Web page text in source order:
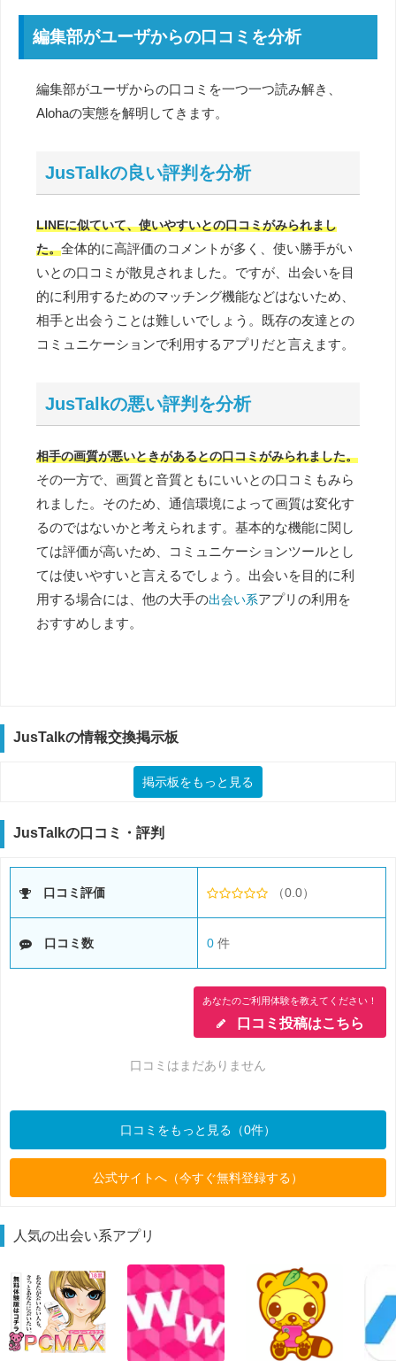
編集部がユーザからの口コミを分析
編集部がユーザからの口コミを一つ一つ読み解き、
Alohaの実態を解明してきます。
JusTalkの良い評判を分析
LINEに似ていて、使いやすいとの口コミがみられまし
た。全体的に高評価のコメントが多く、使い勝手がい
いとの口コミが散見されました。ですが、出会いを目
的に利用するためのマッチング機能などはないため、
相手と出会うことは難しいでしょう。既存の友達との
コミュニケーションで利用するアプリだと言えます。
JusTalkの悪い評判を分析
相手の画質が悪いときがあるとの口コミがみられました。
その一方で、画質と音質ともにいいとの口コミもみら
れました。そのため、通信環境によって画質は変化す
るのではないかと考えられます。基本的な機能に関し
ては評価が高いため、コミュニケーションツールとし
ては使いやすいと言えるでしょう。出会いを目的に利
用する場合には、他の大手の出会い系アプリの利用を
おすすめします。
JusTalkの情報交換掲示板
掲示板をもっと見る
JusTalkの口コミ・評判
口コミ評価 （0.0）
口コミ数 0 件
あなたのご利用体験を教えてください！
口コミ投稿はこちら
口コミはまだありません
口コミをもっと見る（0件）
公式サイトへ（今すぐ無料登録する）
人気の出会い系アプリ